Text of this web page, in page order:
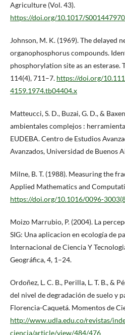
Agriculture (Vol. 43).
https://doi.org/10.1017/
Johnson, M. K. (1969). The delayed
organophosphorus compounds.
phosphorylation site as an esterase.
114(4), 711–7. https://doi.org/
4159.1974.tb04404.x
Matteucci, S. D., Buzai, G. D., &
ambientales complejos :
EUDEBA. Centro de Estudios
Avanzados, Universidad de Buenos
Milne, B. T. (1988). Measuring the
Applied Mathematics and
https://doi.org/10.1016/0096-
Moizo Marrubio, P. (2004). La
SIG: Una aplicacion en ecología de
Internacional de Ciencia Y
Geográfica, 4, 1–24.
Ordoñez, L. C. B., Perilla, L. T. B., &
del nivel de degradación de suelo y
Florencia-Caquetá. Momentos de
http://www.udla.edu.co/revistas/
ciencia/article/view/484/476